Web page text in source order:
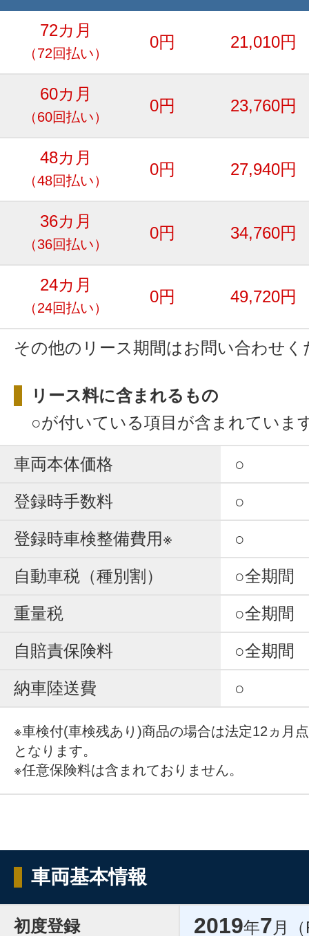
72カ月
（72回払い）
0円 21,010円
60カ月
（60回払い）
0円 23,760円
48カ月
（48回払い）
0円 27,940円
36カ月
（36回払い）
0円 34,760円
24カ月
（24回払い）
0円 49,720円
その他のリース期間はお問い合わせく
リース料に含まれるもの
○が付いている項目が含まれていま
車両本体価格
○
登録時手数料
○
登録時車検整備費用※
○
自動車税（種別割）
○全期間
重量税
○全期間
自賠責保険料
○全期間
納車陸送費
○
※車検付(車検残あり)商品の場合は法定12ヵ月
となります。
※任意保険料は含まれておりません。
車両基本情報
初度登録 2019年7 月